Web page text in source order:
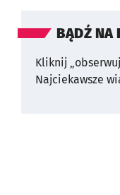
BĄDŹ NA
Kliknij
Najciekawsze